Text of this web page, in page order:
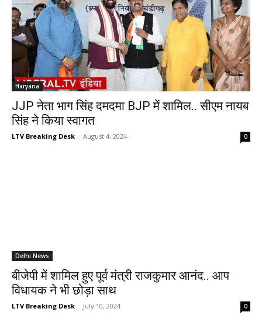
Haryana
JJP नेता भाग सिंह दमदमा BJP में शामिल.. सीएम नायब
सिंह ने किया स्वागत
LTV Breaking Desk - August 4, 2024 0
Delhi News
बीजेपी में शामिल हुए पूर्व मंत्री राजकुमार आनंद.. आप
विधायक ने भी छोड़ा साथ
LTV Breaking Desk - July 10, 2024 0